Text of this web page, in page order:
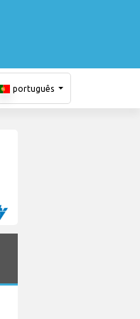
português